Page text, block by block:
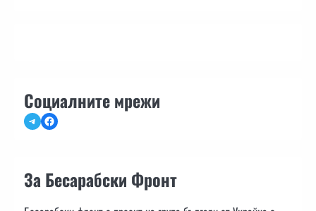
Социалните мрежи
TelegramFacebook
За Бесарабски Фронт